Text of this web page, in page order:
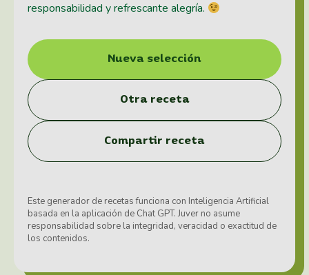
responsabilidad y refrescante alegría.
Otra receta
Nueva selección
Compartir receta
Este generador de recetas funciona con Inteligencia Artificial
basada en la aplicación de Chat GPT. Juver no asume
responsabilidad sobre la integridad, veracidad o exactitud de
los contenidos.